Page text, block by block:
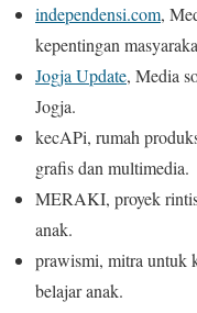
independensi.com,
kepentingan
Jogja Update, Media
Jogja.
kecAPi, rumah
grafis dan multimedia.
MERAKI, proyek
anak.
prawismi, mitra untuk
belajar anak.